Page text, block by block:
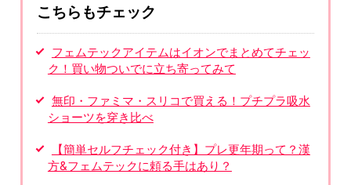
こちらもチェック
フェムテックアイテムはイオンでまとめてチェッ
ク！買い物ついでに立ち寄ってみて
無印・ファミマ・スリコで買える！プチプラ吸水
ショーツを穿き比べ
【簡単セルフチェック付き】プレ更年期って？漢
方&フェムテックに頼る手はあり？